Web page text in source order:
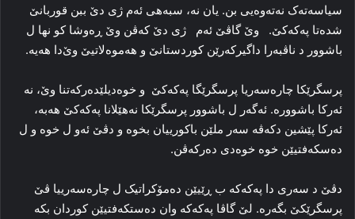
سیاسه‌ته‌ک نه‌ته‌وەیی بن. یان نە، سبەھی ئه‌م ژی دێ ببن قوربانێ
شده‌تا پەكەكێ. وێ گاڤێ ئه‌م ژی دێ كەڤن وێ ڕه‌وشا کو نها ل
باشوور د ناڤبه‌را داگیرکه‌رێن کوردستانێ و هه‌موه‌لاتیێ وێ‌دا‌ هه‌یە.
پرسگرێکا چاره‌سه‌ریا پرسگرێگا پەكەكێ و خوه‌دیلێده‌رکه‌تنا وێ، نه‌
ئه‌رکا باشووره‌. ئه‌گه‌ر ل باشوور پرسگرێکا نەھێلانا پەكەكێ هه‌به‌،
ئه‌رکا پێشین دکه‌ڤه‌ سه‌ر ملێن باکورییان بخوه‌ و دڤێ ئه‌و ل خوه‌ و ل
ده‌سکه‌فتیێن خوه‌ خوه‌دی ده‌رکه‌ڤن.
دڤێ د سه‌ری دا پەكەكە ب ڕێیێن ده‌مۆکراتیک ل چاره‌سه‌رییا ڤێ
پرسگرێکێ بگه‌ره‌. لێ گاڤا پەكەكە وان ده‌ستکه‌فتیێن کوردان بکه‌